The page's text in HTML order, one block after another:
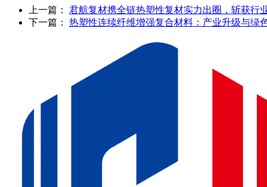
上一篇：
君航复材携全链热塑性复材实力出圈，斩获行
下一篇：
热塑性连续纤维增强复合材料：产业升级与绿